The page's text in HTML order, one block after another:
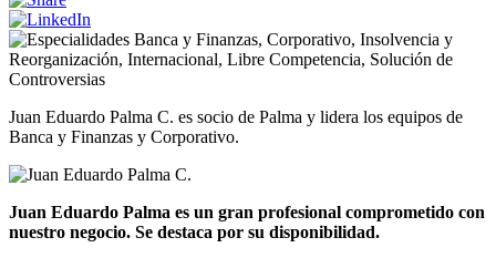
Banca y Finanzas, Corporativo, Insolvencia y
Reorganización, Internacional, Libre Competencia, Solución de
Controversias
Juan Eduardo Palma C. es socio de Palma y lidera los equipos de
Banca y Finanzas y Corporativo.
Juan Eduardo Palma es un gran profesional comprometido con
nuestro negocio. Se destaca por su disponibilidad.